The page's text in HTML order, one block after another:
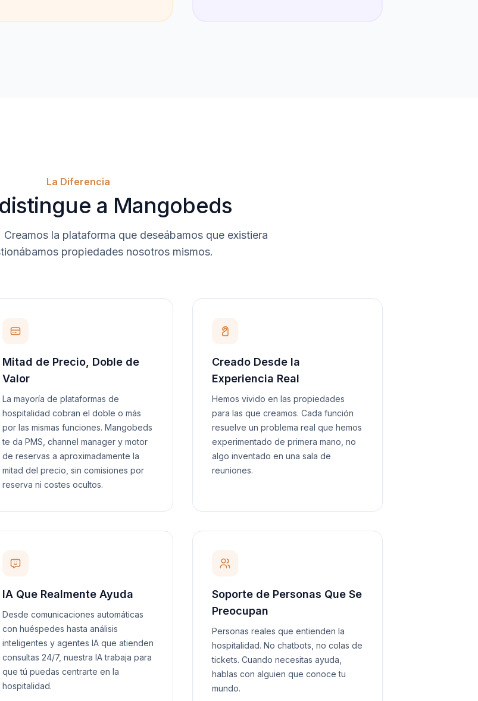
La Diferencia
a Mangobeds
la plataforma que deseábamos que existiera
propiedades nosotros mismos.
Mitad de Precio, Doble de
Valor
La mayoría de plataformas de
hospitalidad cobran el doble o más
por las mismas funciones. Mangobeds
te da PMS, channel manager y motor
de reservas a aproximadamente la
mitad del precio, sin comisiones por
reserva ni costes ocultos.
Creado Desde la
Experiencia Real
Hemos vivido en las propiedades
para las que creamos. Cada función
resuelve un problema real que hemos
experimentado de primera mano, no
algo inventado en una sala de
reuniones.
IA Que Realmente Ayuda
Desde comunicaciones automáticas
con huéspedes hasta análisis
inteligentes y agentes IA que atienden
consultas 24/7, nuestra IA trabaja para
que tú puedas centrarte en la
hospitalidad.
Soporte de Personas Que Se
Preocupan
Personas reales que entienden la
hospitalidad. No chatbots, no colas de
tickets. Cuando necesitas ayuda,
hablas con alguien que conoce tu
mundo.